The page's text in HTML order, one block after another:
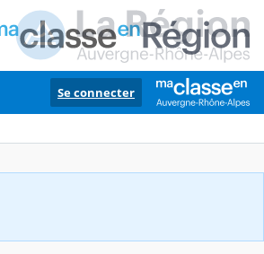
Se connecter